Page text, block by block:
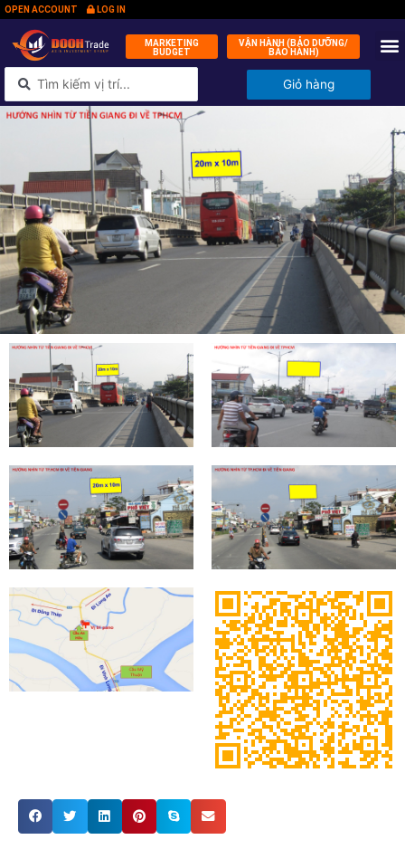
OPEN ACCOUNT LOG IN
MARKETING
BUDGET
VẬN HÀNH (BẢO DƯỠNG/
BẢO HÀNH)
Giỏ hàng